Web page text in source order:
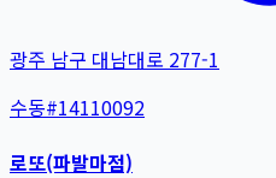
광주 남구 대남대로 277-1
수동#14110092
로또(파발마점)